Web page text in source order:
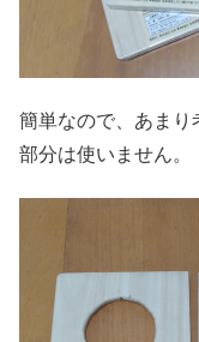
簡単なので、あま
部分は使いません。